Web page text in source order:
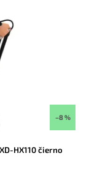
–8 %
HX110 čierno